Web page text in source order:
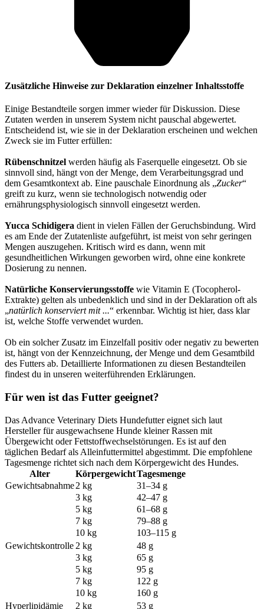
Zusätzliche Hinweise zur Deklaration einzelner Inhaltsstoffe
Einige Bestandteile sorgen immer wieder für Diskussion. Diese
Zutaten werden in unserem System nicht pauschal abgewertet.
Entscheidend ist, wie sie in der Deklaration erscheinen und welchen
Zweck sie im Futter erfüllen:
Rübenschnitzel werden häufig als Faserquelle eingesetzt. Ob sie
sinnvoll sind, hängt von der Menge, dem Verarbeitungsgrad und
dem Gesamtkontext ab. Eine pauschale Einordnung als „Zucker“
greift zu kurz, wenn sie technologisch notwendig oder
ernährungsphysiologisch sinnvoll eingesetzt werden.
Yucca Schidigera dient in vielen Fällen der Geruchsbindung. Wird
es am Ende der Zutatenliste aufgeführt, ist meist von sehr geringen
Mengen auszugehen. Kritisch wird es dann, wenn mit
gesundheitlichen Wirkungen geworben wird, ohne eine konkrete
Dosierung zu nennen.
Natürliche Konservierungsstoffe wie Vitamin E (Tocopherol-
Extrakte) gelten als unbedenklich und sind in der Deklaration oft als
„natürlich konserviert mit ...“ erkennbar. Wichtig ist hier, dass klar
ist, welche Stoffe verwendet wurden.
Ob ein solcher Zusatz im Einzelfall positiv oder negativ zu bewerten
ist, hängt von der Kennzeichnung, der Menge und dem Gesamtbild
des Futters ab. Detaillierte Informationen zu diesen Bestandteilen
findest du in unseren weiterführenden Erklärungen.
Für wen ist das Futter geeignet?
Das Advance Veterinary Diets Hundefutter eignet sich laut
Hersteller für ausgewachsene Hunde kleiner Rassen mit
Übergewicht oder Fettstoffwechselstörungen. Es ist auf den
täglichen Bedarf als Alleinfuttermittel abgestimmt. Die empfohlene
Tagesmenge richtet sich nach dem Körpergewicht des Hundes.
Alter
KörpergewichtTagesmenge
Gewichtsabnahme2 kg
31–34 g
3 kg
42–47 g
5 kg
61–68 g
7 kg
79–88 g
10 kg
103–115 g
Gewichtskontrolle 2 kg
48 g
3 kg
65 g
5 kg
95 g
7 kg
122 g
10 kg
160 g
Hyperlipidämie
2 kg
53 g